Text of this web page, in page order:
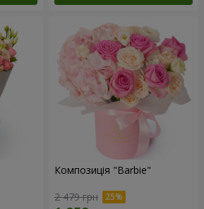
Композиція "Barbie"
2 479 грн